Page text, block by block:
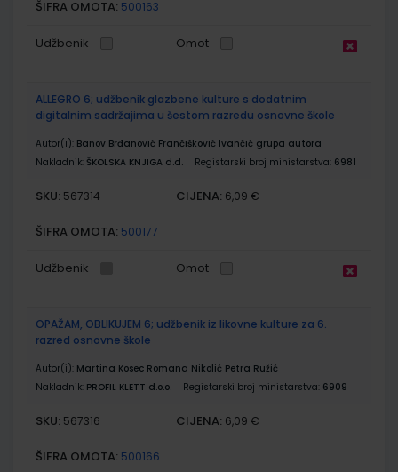
ŠIFRA OMOTA: 500163
Udžbenik Omot
ALLEGRO 6; udžbenik glazbene kulture s dodatnim
digitalnim sadržajima u šestom razredu osnovne škole
Autor(i): Banov Brđanović Frančišković Ivančić grupa autora
Nakladnik: ŠKOLSKA KNJIGA d.d. Registarski broj ministarstva: 6981
SKU: 567314 CIJENA: 6,09 €
ŠIFRA OMOTA: 500177
Udžbenik Omot
OPAŽAM, OBLIKUJEM 6; udžbenik iz likovne kulture za 6.
razred osnovne škole
Autor(i): Martina Kosec Romana Nikolić Petra Ružić
Nakladnik: PROFIL KLETT d.o.o. Registarski broj ministarstva: 6909
SKU: 567316 CIJENA: 6,09 €
ŠIFRA OMOTA: 500166